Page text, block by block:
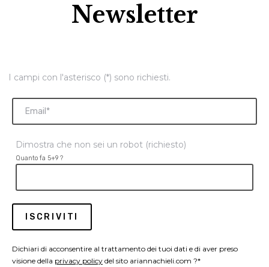
Newsletter
I campi con l'asterisco (*) sono richiesti.
Dimostra che non sei un robot (richiesto)
Quanto fa 5+9 ?
Dichiari di acconsentire al trattamento dei tuoi dati e di aver preso
visione della privacy policy del sito ariannachieli.com ?*